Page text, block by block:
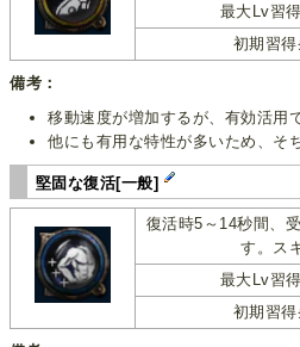
最大Lv習
初期習
備考：
移動速度が増加するが、有効活用
他にも有用な特性が多いため、そ
堅固な復活[一般]
復活時5～14秒間、
す。ス
最大Lv習
初期習